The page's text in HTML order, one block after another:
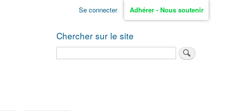
Se connecter Adhérer - Nous soutenir
Chercher sur le site